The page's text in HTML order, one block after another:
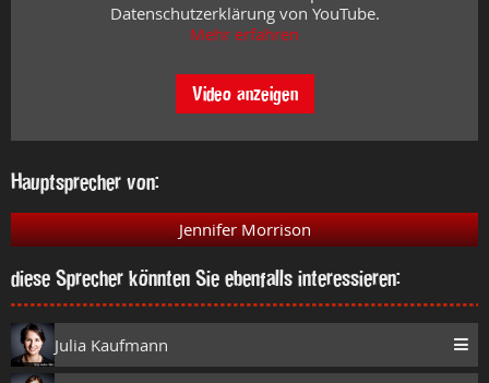
Datenschutzerklärung von YouTube.
Mehr erfahren
Video anzeigen
Hauptsprecher von:
Jennifer Morrison
diese Sprecher könnten Sie ebenfalls interessieren:
Julia Kaufmann